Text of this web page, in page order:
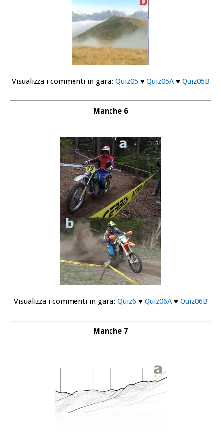
Visualizza i commenti in gara: Quiz05 ♥ Quiz05A♥ Quiz05B
Manche 6
Visualizza i commenti in gara: Quiz6 ♥ Quiz06A♥ Quiz06B
Manche 7